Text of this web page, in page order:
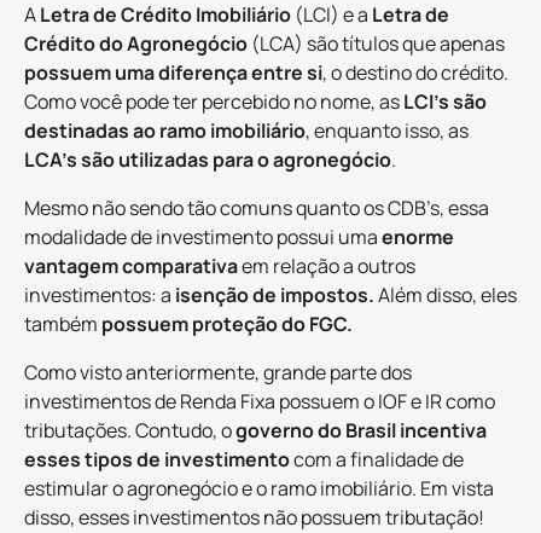
ALetra de Crédito Imobiliário (LCI) e a Letra de
Crédito do Agronegócio (LCA) são títulos que apenas
possuem uma diferença entre si, o destino do crédito.
Como você pode ter percebido no nome, asLCI's são
destinadas ao ramo imobiliário, enquanto isso, as
LCA’s são utilizadas para o agronegócio.
Mesmo não sendo tão comuns quanto os CDB’s, essa
modalidade de investimento possui umaenorme
vantagem comparativaem relação a outros
investimentos: a isenção de impostos.Além disso, eles
também possuem proteção do FGC.
Como visto anteriormente, grande parte dos
investimentos de Renda Fixa possuem o IOF e IR como
tributações. Contudo, ogoverno do Brasil incentiva
esses tipos de investimentocom a finalidade de
estimular o agronegócio e o ramo imobiliário. Em vista
disso, esses investimentos não possuem tributação!